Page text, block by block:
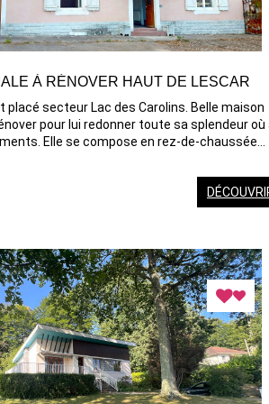
À RÉNOVER HAUT DE LESCAR
placé secteur Lac des Carolins. Belle maison
pour lui redonner toute sa splendeur où
Elle se compose en rez-de-chaussée
dressing, salle d'eau et wc. Combles
2 chambres supplémentaires Double
sur la majorité des menuiseries. Travaux à